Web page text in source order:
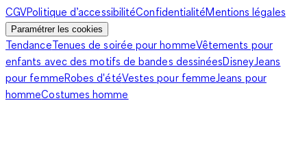
CGVPolitique d’accessibilitéConfidentialitéMentions légales
Paramétrer les cookies
TendanceTenues de soirée pour hommeVêtements pour
enfants avec des motifs de bandes dessinéesDisney Jeans
pour femmeRobes d'étéVestes pour femme Jeans pour
hommeCostumes homme